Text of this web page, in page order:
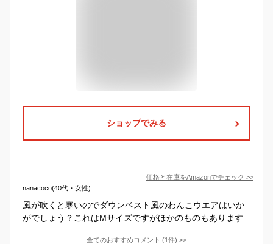
ショップでみる
価格と在庫をAmazonでチェック >>
nanacoco(40代・女性)
風が吹くと寒いのでダウンベスト風のわんこウエアはいか
がでしょう？これはMサイズですがほかのものもあります
全てのおすすめコメント (1件) >